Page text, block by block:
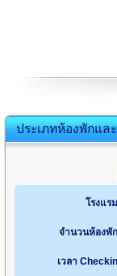
ประเภทห้องพักแล
โรงแร
จำนวนห้องพั
เวลา